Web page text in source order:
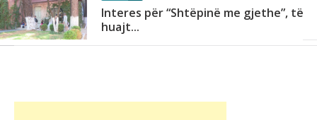
Interes për “Shtëpinë me gjethe”, të
huajt...